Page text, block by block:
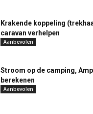
Krakende koppeling
caravan verhelpen
Aanbevolen
Stroom op de camping,
berekenen
Aanbevolen